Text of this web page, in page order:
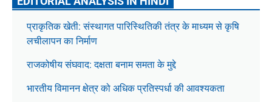
प्राकृतिक खेती: संस्थागत पारिस्थितिकी तंत्र के माध्यम से कृषि
लचीलापन का निर्माण
राजकोषीय संघवाद: दक्षता बनाम समता के मुद्दे
भारतीय विमानन क्षेत्र को अधिक प्रतिस्पर्धा की आवश्यकता